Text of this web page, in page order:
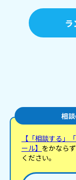
聞きたいで
相
【「相談する」
ール】 をかなら
ください。